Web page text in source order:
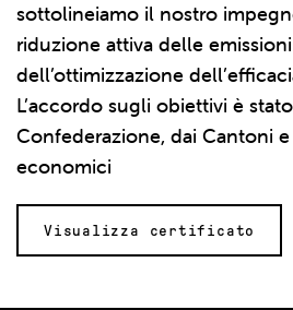
sottolineiamo il nostro
riduzione attiva delle
dell’ottimizzazione
L’accordo sugli obiettivi è
Confederazione, dai Cantoni
economici
Visualizza certificato